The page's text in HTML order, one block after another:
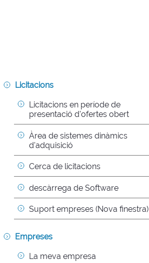
Licitacions
Licitacions en període de
presentació d'ofertes obert
Àrea de sistemes dinàmics
d'adquisició
Cerca de licitacions
descàrrega de Software
Suport empreses (Nova finestra)
Empreses
La meva empresa